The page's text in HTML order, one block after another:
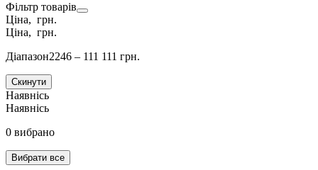
Фільтр товарів
Ціна, грн.
Ціна, грн.
Діапазон2246 – 111 111 грн.
Скинути
Наявнісь
Наявнісь
0 вибрано
Вибрати все